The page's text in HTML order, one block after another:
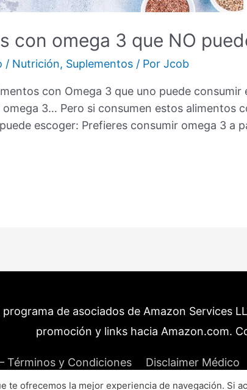
con omega 3 que NO
/ Nutrición, Suplementos / PorJcob
con Omega 3 que uno puede
3… Pero si consumen estos alimentos
escoger: Prefieres consumir omega 3
de asociados de Amazon Services
promoción y links hacia Amazon.com.
Términos y Condiciones Disclaimer Médico
te ofrecemos la mejor experiencia de navegación. Si